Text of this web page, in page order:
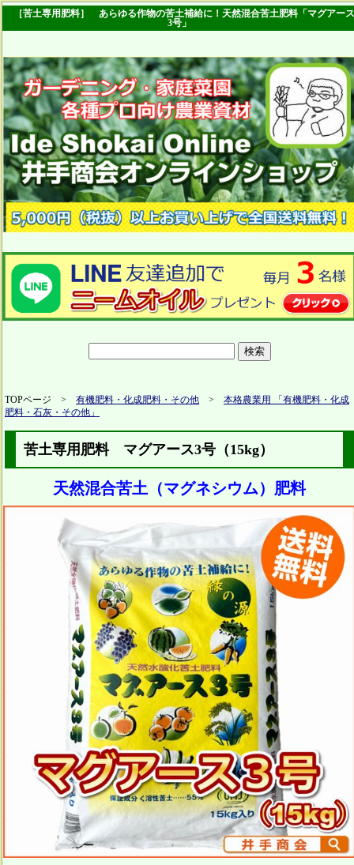
［苦土専用肥料］ あらゆる作物の苦土補給に！天然混合苦土肥料「マグアース
3号」
TOPページ > 有機肥料・化成肥料・その他 > 本格農業用 「有機肥料・化成
肥料・石灰・その他」
苦土専用肥料 マグアース3号（15kg）
天然混合苦土（マグネシウム）肥料